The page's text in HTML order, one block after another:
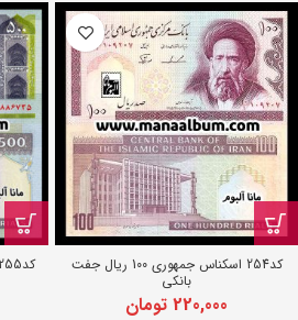
کد254 اسکناس جمهوری 100 ریال جفت
بانکی
220,000 تومان